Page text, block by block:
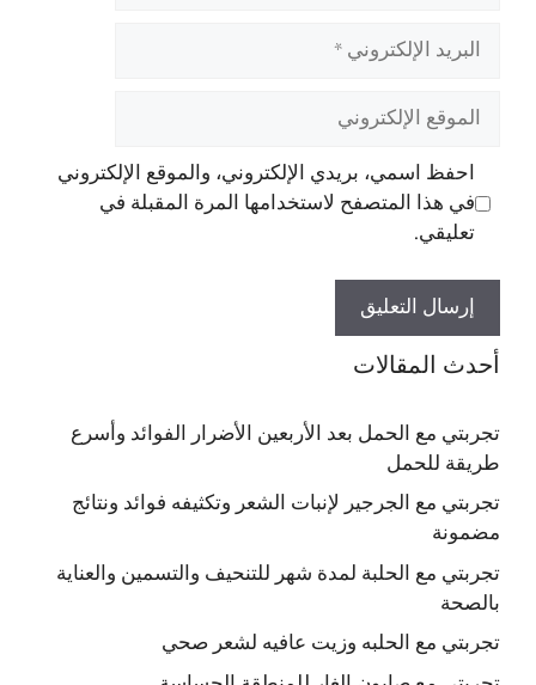
البريد
الإلكتروني
الموقع
الإلكتروني
احفظ اسمي، بريدي الإلكتروني، والموقع الإلكتروني
في هذا المتصفح لاستخدامها المرة المقبلة في
تعليقي.
أحدث المقالات
تجربتي مع الحمل بعد الأربعين الأضرار الفوائد وأسرع
طريقة للحمل
تجربتي مع الجرجير لإنبات الشعر وتكثيفه فوائد ونتائج
مضمونة
تجربتي مع الحلبة لمدة شهر للتنحيف والتسمين والعناية
بالصحة
تجربتي مع الحلبه وزيت عافيه لشعر صحي